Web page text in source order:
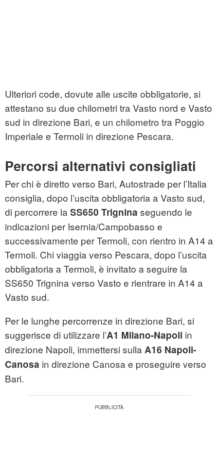
Ulteriori code, dovute alle uscite obbligatorie, si
attestano su due chilometri tra Vasto nord e Vasto
sud in direzione Bari, e un chilometro tra Poggio
Imperiale e Termoli in direzione Pescara.
Percorsi alternativi consigliati
Per chi è diretto verso Bari, Autostrade per l’Italia
consiglia, dopo l’uscita obbligatoria a Vasto sud,
di percorrere la SS650 Trignina seguendo le
indicazioni per Isernia/Campobasso e
successivamente per Termoli, con rientro in A14 a
Termoli. Chi viaggia verso Pescara, dopo l’uscita
obbligatoria a Termoli, è invitato a seguire la
SS650 Trignina verso Vasto e rientrare in A14 a
Vasto sud.
Per le lunghe percorrenze in direzione Bari, si
suggerisce di utilizzare l’A1 Milano-Napoli in
direzione Napoli, immettersi sulla A16 Napoli-
Canosa in direzione Canosa e proseguire verso
Bari.